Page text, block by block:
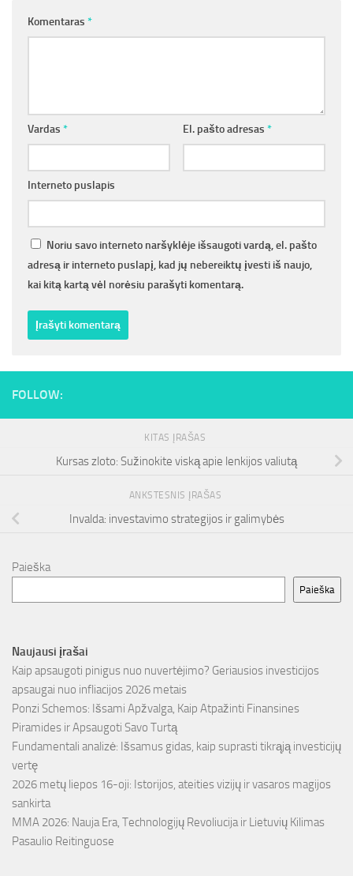
Komentaras *
Vardas * El. pašto adresas *
Interneto puslapis
Noriu savo interneto naršyklėje išsaugoti vardą, el. pašto
adresą ir interneto puslapį, kad jų nebereiktų įvesti iš naujo,
kai kitą kartą vėl norėsiu parašyti komentarą.
FOLLOW:
KITAS ĮRAŠAS
Kursas zloto: Sužinokite viską apie lenkijos valiutą
ANKSTESNIS ĮRAŠAS
Invalda: investavimo strategijos ir galimybės
Paieška
Paieška
Naujausi įrašai
Kaip apsaugoti pinigus nuo nuvertėjimo? Geriausios investicijos
apsaugai nuo infliacijos 2026 metais
Ponzi Schemos: Išsami Apžvalga, Kaip Atpažinti Finansines
Piramides ir Apsaugoti Savo Turtą
Fundamentali analizė: Išsamus gidas, kaip suprasti tikrąją investicijų
vertę
2026 metų liepos 16-oji: Istorijos, ateities vizijų ir vasaros magijos
sankirta
MMA 2026: Nauja Era, Technologijų Revoliucija ir Lietuvių Kilimas
Pasaulio Reitinguose